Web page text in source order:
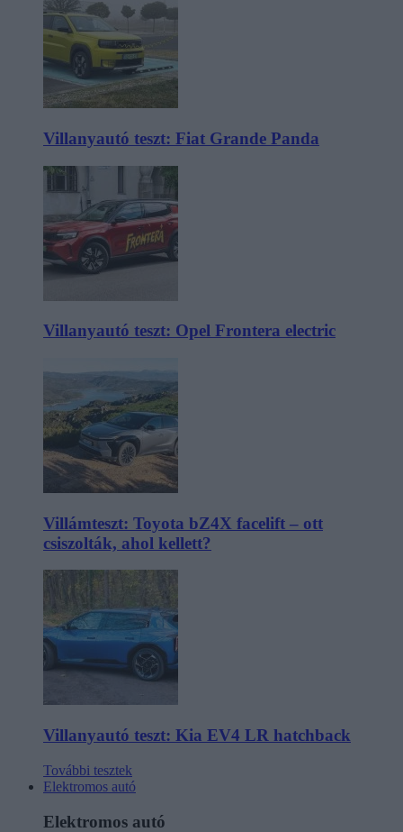
Villanyautó teszt: Fiat Grande Panda
Villanyautó teszt: Opel Frontera electric
Villámteszt: Toyota bZ4X facelift – ott
csiszolták, ahol kellett?
Villanyautó teszt: Kia EV4 LR hatchback
További tesztek
Elektromos autó
Elektromos autó